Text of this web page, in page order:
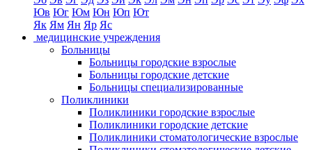
Юв Юг Юм Юн Юп Ют
Як Ям Ян Яр Яс
медицинские учреждения
Больницы
Больницы городские взрослые
Больницы городские детские
Больницы специализированные
Поликлиники
Поликлиники городские взрослые
Поликлиники городские детские
Поликлиники стоматологические взрослые